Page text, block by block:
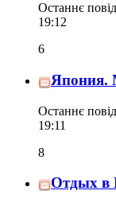
Останнє
19:12
6
Япония.
Останнє
19:11
8
Отдых в